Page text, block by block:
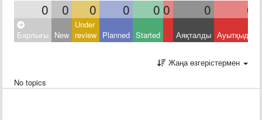
0 0 0 0 0 0 0 0
Барлығы New
Under
review Planned Started Аяқталды Ауытқыды
Жаңа өзгерістермен
No topics